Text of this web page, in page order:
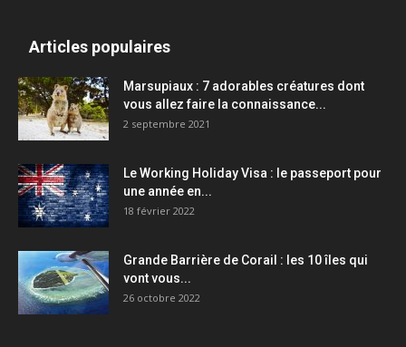
Articles populaires
Marsupiaux : 7 adorables créatures dont
vous allez faire la connaissance...
2 septembre 2021
Le Working Holiday Visa : le passeport pour
une année en...
18 février 2022
Grande Barrière de Corail : les 10 îles qui
vont vous...
26 octobre 2022